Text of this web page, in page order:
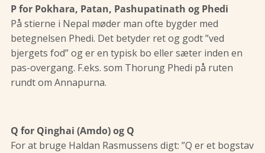
P for Pokhara, Patan, Pashupatinath og Phedi
På stierne i Nepal møder man ofte bygder med
betegnelsen Phedi. Det betyder ret og godt ”ved
bjergets fod” og er en typisk bo eller sæter inden en
pas-overgang. F.eks. som Thorung Phedi på ruten
rundt om Annapurna.
Q for Qinghai (Amdo) og Q
For at bruge Haldan Rasmussens digt: ”Q er et bogstav